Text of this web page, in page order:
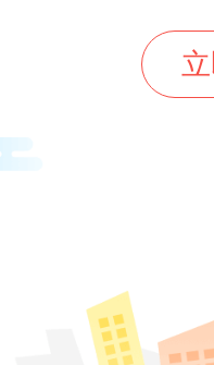
个镇（街道
讲培训内容
员干部运用自
意识和能力，
更加清晰，
工作实际运
扎实推进自